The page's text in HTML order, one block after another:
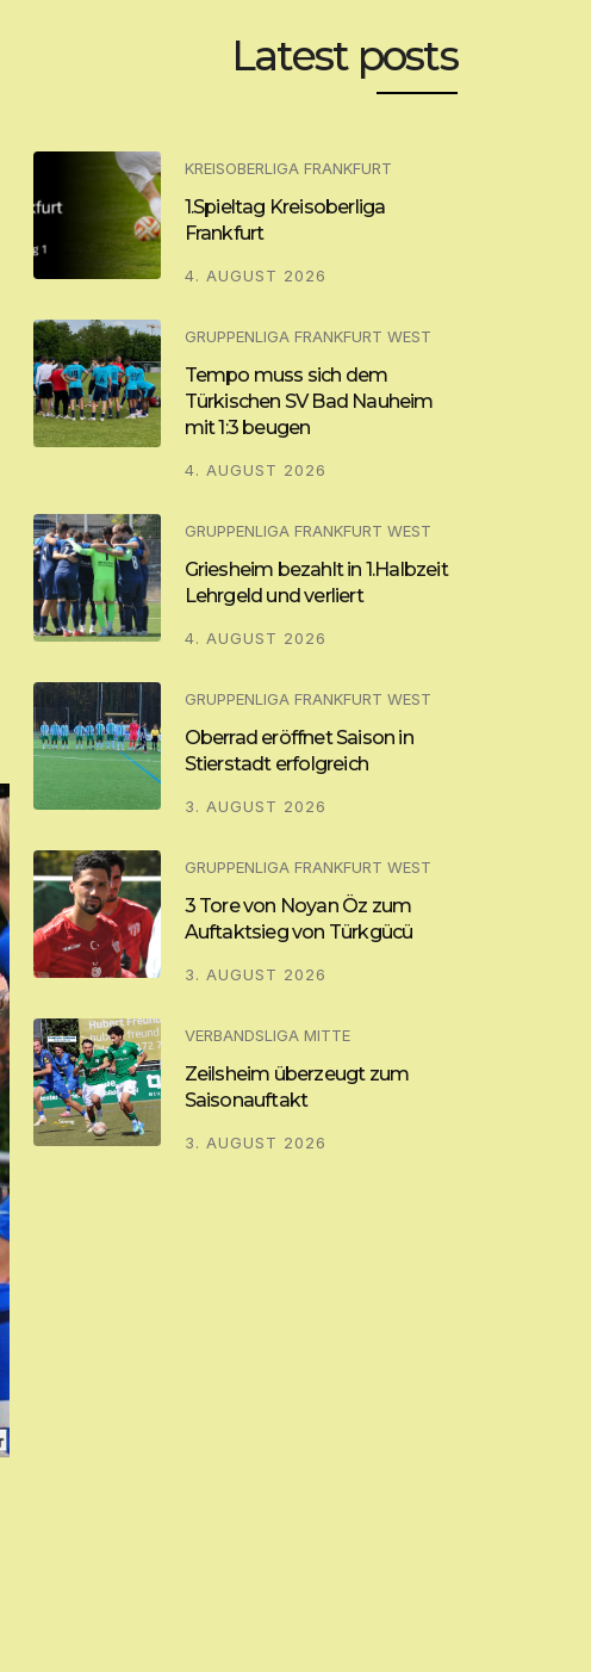
Latest posts
KREISOBERLIGA FRANKFURT
1.Spieltag Kreisoberliga
Frankfurt
4. AUGUST 2026
GRUPPENLIGA FRANKFURT WEST
Tempo muss sich dem
Türkischen SV Bad Nauheim
mit 1:3 beugen
4. AUGUST 2026
GRUPPENLIGA FRANKFURT WEST
Griesheim bezahlt in 1.Halbzeit
Lehrgeld und verliert
4. AUGUST 2026
GRUPPENLIGA FRANKFURT WEST
Oberrad eröffnet Saison in
Stierstadt erfolgreich
3. AUGUST 2026
GRUPPENLIGA FRANKFURT WEST
3 Tore von Noyan Öz zum
Auftaktsieg von Türkgücü
3. AUGUST 2026
VERBANDSLIGA MITTE
Zeilsheim überzeugt zum
Saisonauftakt
3. AUGUST 2026